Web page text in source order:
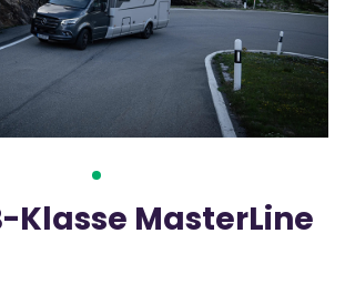
Klasse MasterLine